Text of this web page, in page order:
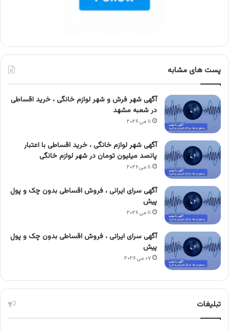
پست های مشابه
آگهی شهر فرش و شهر لوازم خانگی ، خرید اقساطی
در شعبه مشهد
۱۱ می ۲۰۲۶
آگهی شهر لوازم خانگی ، خرید اقساطی با اعتبار
پانصد میلیون تومان در شهر لوازم خانگی
۱۱ می ۲۰۲۶
آگهی سرای ایرانی ، فروش اقساطی بدون چک و پول
پیش
۱۱ می ۲۰۲۶
آگهی سرای ایرانی ، فروش اقساطی بدون چک و پول
پیش
۰۷ می ۲۰۲۶
تبلیغات